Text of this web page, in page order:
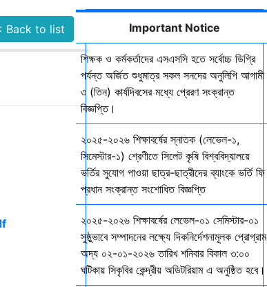
Campus Facilities
Back to list Important Notice
শিক্ষক ও কর্মকর্তাদের এসএসসি হতে সর্বোচ্চ ডিগ্রি
পর্যন্ত অর্জিত শুধুমাত্র সকল সনদের অনুলিপি আগামী
৩ (তিন) কার্যদিবসের মধ্যে প্রেরণ সংক্রান্ত
বিজ্ঞপ্তি।
২০২৫-২০২৬ শিক্ষাবর্ষের স্নাতক (লেভেল-১,
সিমেস্টার-১) শ্রেণীতে সিলেট কৃষি বিশ্ববিদ্যালয়ে
ভর্তির সুযোগ পাওয়া ছাত্র-ছাত্রীদের ব্যাংকে ভর্তি ফি
প্রধান সংক্রান্ত সংশোধিত বিজ্ঞপ্তি
২০২৫-২০২৬ শিক্ষাবর্ষের লেভেল-০১ সেমিস্টার-০১
সুষ্ঠুভাবে সম্পাদনের লক্ষ্যে দিকনির্দেশনামূলক প্রোগ্রাম
অদ্য ০২-০১-২০২৬ তারিখ শনিবার বিকাল ৩:০০
ঘটিকায় সিকৃবির কেন্দ্রীয় অডিটরিয়াম এ অনুষ্ঠিত হবে।